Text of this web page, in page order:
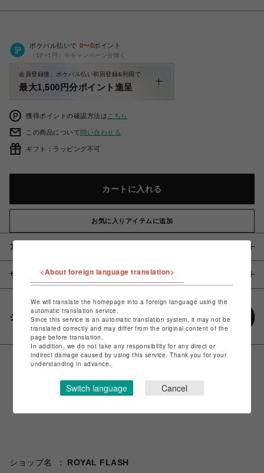
ポケパル払いで 0〜0ポイント
（1P=1円）※キャンペーン分除く
会員登録後、ポケパル払い初回登録&利用で
最大1,500円分ポイント進呈
獲得ポイントの確認方法は こちら
この商品について問い合わせる
ギフト：ラッピング不可
カートに入れる
お気に入りアイテムに追加
アイテム説明 / 素材
サイズ
シェアする
ショップ名
ROYAL FLASH
<About foreign language translation>
We will translate the homepage into a foreign language using the
automatic translation service.
Since this service is an automatic translation system, it may not be
translated correctly and may differ from the original content of the
page before translation.
In addition, we do not take any responsibility for any direct or
indirect damage caused by using this service. Thank you for your
understanding in advance.
Switch language Cancel